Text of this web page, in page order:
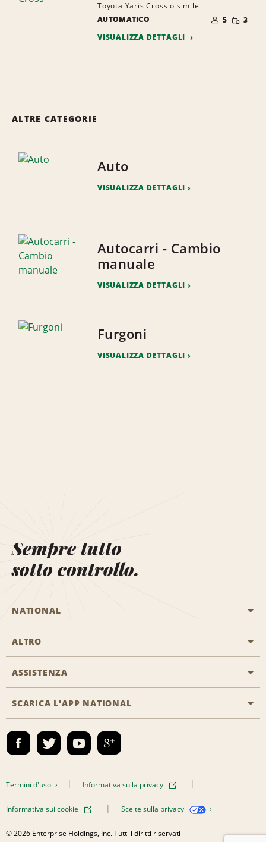
Toyota Yaris Cross o simile
AUTOMATICO
DI
PERSONE
5 RIDOTTA
3
VISUALIZZA DETTAGLI
ALTRE CATEGORIE
Auto
VISUALIZZA DETTAGLI
Autocarri - Cambio
manuale
VISUALIZZA DETTAGLI
Furgoni
VISUALIZZA DETTAGLI
Sempre tutto
sotto controllo.
NATIONAL
Inizia una prenotazione
Programmi business
Emerald Club Accedi
ALTRO
Offerte di lavoro
ASSISTENZA
Accessibilità
Contatti
SCARICA L'APP NATIONAL
Termini d'uso Informativa sulla privacy
Informativa sui cookie Scelte sulla privacy
© 2026 Enterprise Holdings, Inc. Tutti i diritti riservati